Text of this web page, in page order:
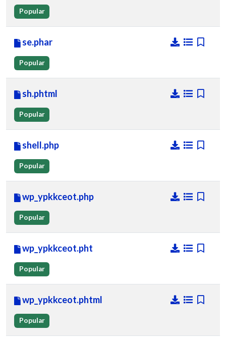
Popular
se.phar
Popular
sh.phtml
Popular
shell.php
Popular
wp_ypkkceot.php
Popular
wp_ypkkceot.pht
Popular
wp_ypkkceot.phtml
Popular